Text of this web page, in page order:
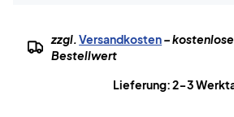
zzgl.Versandkosten–
Bestellwert
Lieferung: 2-3